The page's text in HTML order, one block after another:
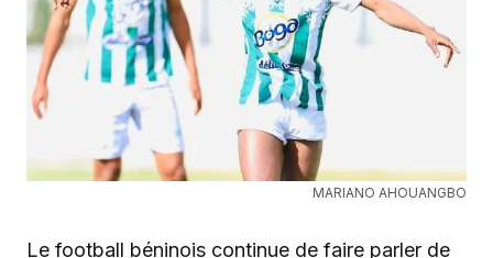
MARIANO AHOUANGBO
Le football béninois continue de faire parler de